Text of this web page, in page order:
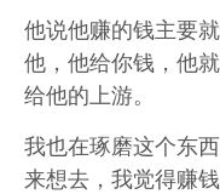
他说他赚的钱主要
他，他给你钱，他
给他的上游。
我也在琢磨这个东
来想去，我觉得赚